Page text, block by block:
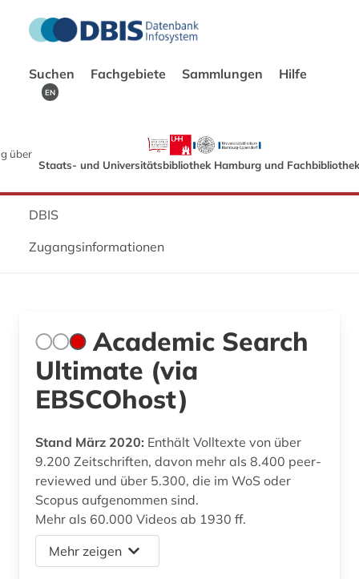
Suchen Fachgebiete Sammlungen Hilfe
EN
über
Staats- und Universitätsbibliothek Hamburg und
DBIS
Zugangsinformationen
Academic Search
Ultimate (via
EBSCOhost)
Stand März 2020: Enthält Volltexte von über
9.200 Zeitschriften, davon mehr als 8.400 peer-
reviewed und über 5.300, die im WoS oder
Scopus aufgenommen sind.
Mehr als 60.000 Videos ab 1930 ff.
Mehr zeigen